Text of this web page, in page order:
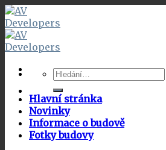
Skip
to
content
Hledat:
Hlavní stránka
Novinky
Informace o budově
Fotky budovy